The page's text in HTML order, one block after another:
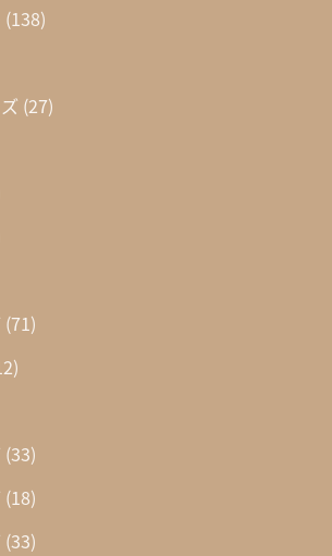
(138)
(27)
(71)
(33)
(18)
(33)